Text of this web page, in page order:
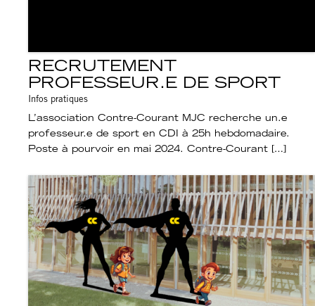
RECRUTEMENT
PROFESSEUR.E DE SPORT
Infos pratiques
L’association Contre-Courant MJC recherche un.e
professeur.e de sport en CDI à 25h hebdomadaire.
Poste à pourvoir en mai 2024. Contre-Courant […]